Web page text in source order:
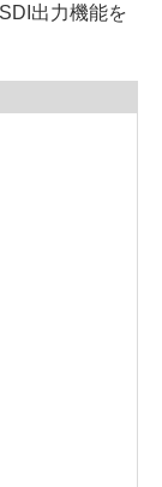
出力機能を